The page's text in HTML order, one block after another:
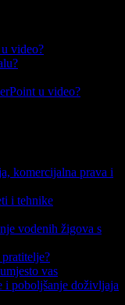
video?
u video?
komercijalna prava i
i tehnike
vodenih žigova s
vas
i poboljšanje doživljaja